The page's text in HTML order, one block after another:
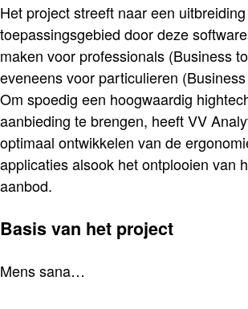
Het project streeft naar een
toepassingsgebied door deze
maken voor professionals (Business
eveneens voor particulieren
Om spoedig een hoogwaardig
aanbieding te brengen, heeft VV
optimaal ontwikkelen van de
applicaties alsook het ontplooien van
aanbod.
Basis van het project
Mens sana…